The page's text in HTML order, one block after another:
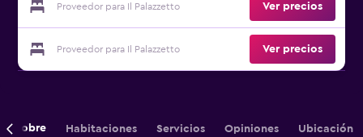
Proveedor para Il Palazzetto Ver precios
Proveedor para Il Palazzetto Ver precios
Sobre Habitaciones Servicios Opiniones Ubicación